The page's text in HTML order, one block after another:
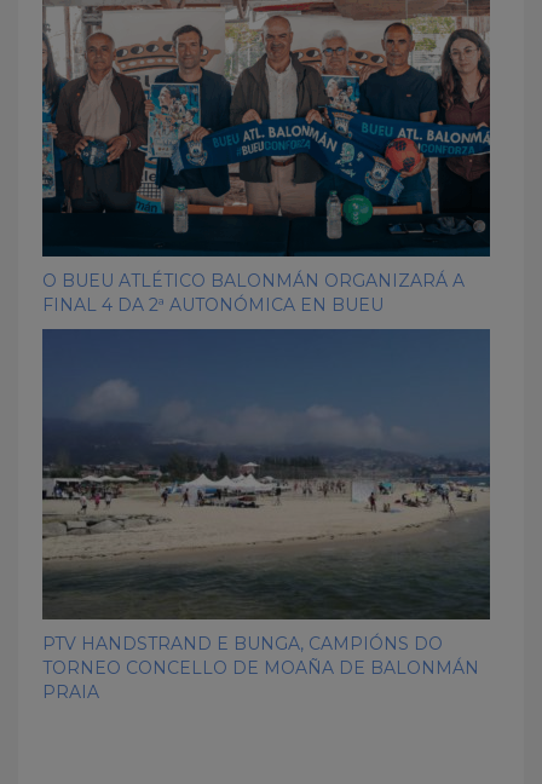
O BUEU ATLÉTICO BALONMÁN ORGANIZARÁ A
FINAL 4 DA 2ª AUTONÓMICA EN BUEU
PTV HANDSTRAND E BUNGA, CAMPIÓNS DO
TORNEO CONCELLO DE MOAÑA DE BALONMÁN
PRAIA